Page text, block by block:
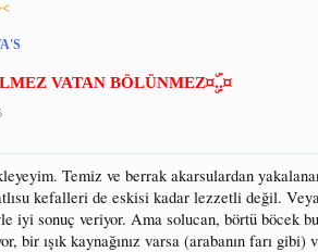
VATAN BÖLÜNMEZ¤ۣۜ..¤
Temiz ve berrak akarsulardan
kefalleri de eskisi kadar lezzetli değil. Veya
iyi sonuç veriyor. Ama solucan, börtü böcek
bir ışık kaynağınız varsa (arabanın farı gibi)